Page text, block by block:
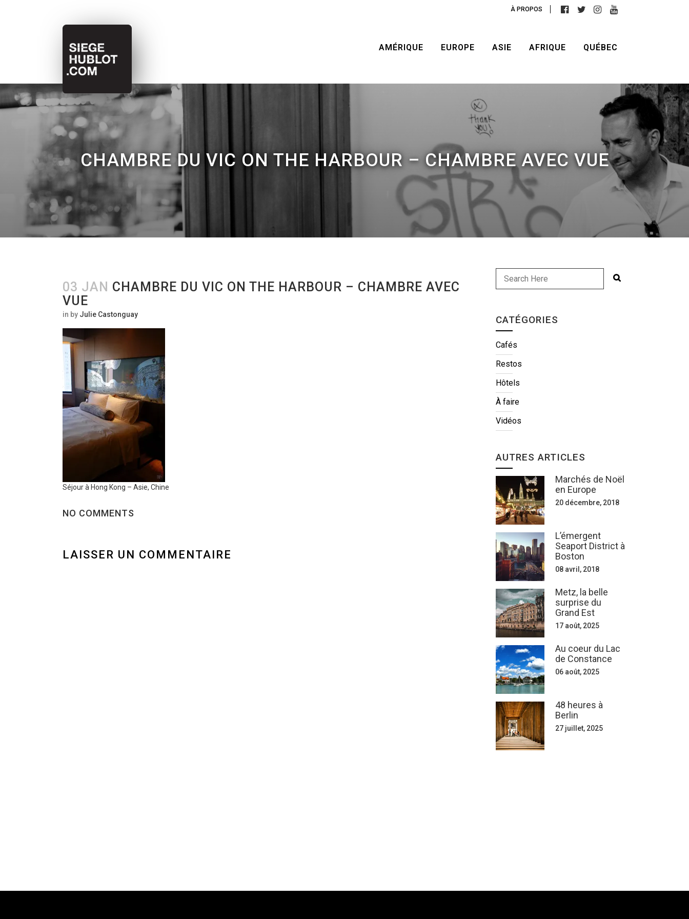
À PROPOS
AMÉRIQUE EUROPE ASIE AFRIQUE QUÉBEC
CHAMBRE DU VIC ON THE HARBOUR – CHAMBRE AVEC VUE
03 JAN CHAMBRE DU VIC ON THE HARBOUR – CHAMBRE AVEC
VUE
in by Julie Castonguay
Séjour à Hong Kong – Asie, Chine
NO COMMENTS
LAISSER UN COMMENTAIRE
CATÉGORIES
Cafés
Restos
Hôtels
À faire
Vidéos
AUTRES ARTICLES
Marchés de Noël
en Europe
20 décembre, 2018
L’émergent
Seaport District à
Boston
08 avril, 2018
Metz, la belle
surprise du
Grand Est
17 août, 2025
Au coeur du Lac
de Constance
06 août, 2025
48 heures à
Berlin
27 juillet, 2025